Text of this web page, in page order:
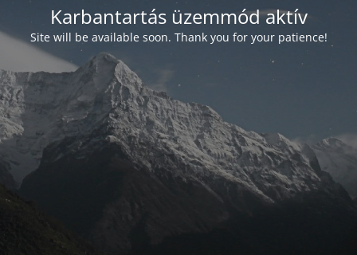
Karbantartás üzemmód aktív
Site will be available soon. Thank you for your patience!